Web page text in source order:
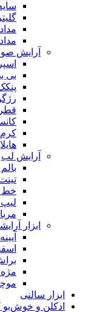
گلیتر
آرایش
بی
آرایش لب
خط
ابزار
ابزار سالنی
ادکلن و خوش‌بو